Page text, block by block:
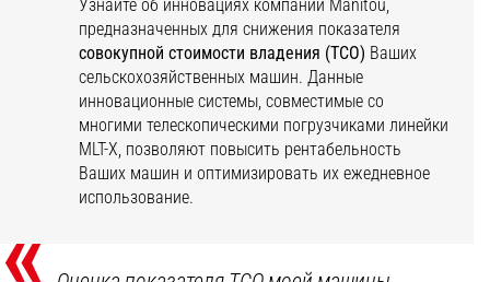
Узнайте об инновациях компании Manitou,
предназначенных для снижения показателя
совокупной стоимости владения (ТСО) Ваших
сельскохозяйственных машин. Данные
инновационные системы, совместимые со
многими телескопическими погрузчиками линейки
MLT-Х, позволяют повысить рентабельность
Ваших машин и оптимизировать их ежедневное
использование.
«